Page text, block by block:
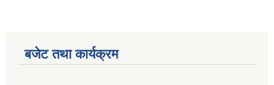
बजेट तथा कार्यक्रम